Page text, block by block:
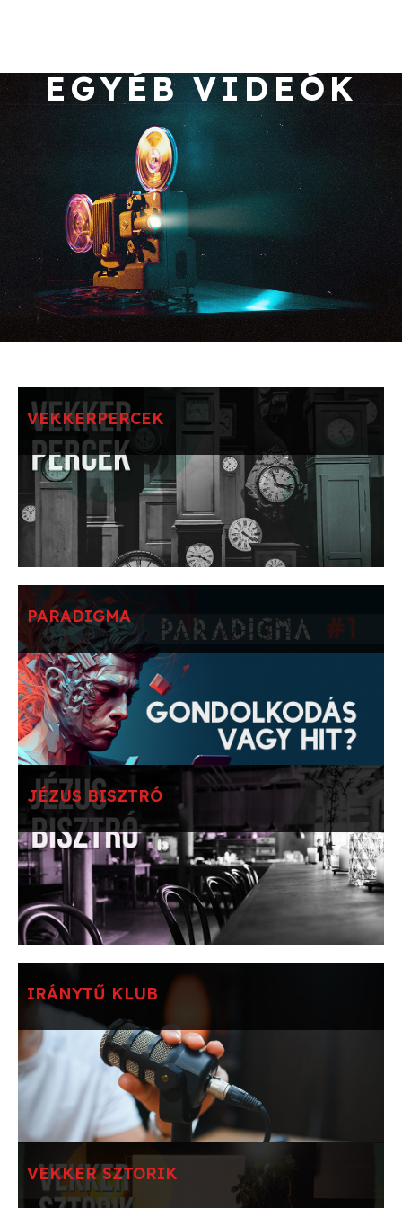
EGYÉB VIDEÓK
VEKKERPERCEK
PARADIGMA
JÉZUS BISZTRÓ
IRÁNYTŰ KLUB
VEKKER SZTORIK